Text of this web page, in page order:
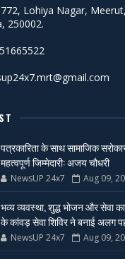
Lohiya Nagar,
250002.
पत्रकारिता के साथ सामाजिक
महत्वपूर्ण जिम्मेदारी: अजय चौधरी
NewsUP 24x7 Aug 09,
भव्य व्यवस्था, शुद्ध भोजन और सेवा
के कांवड़ सेवा शिविर ने बनाई अलग
NewsUP 24x7 Aug 09,